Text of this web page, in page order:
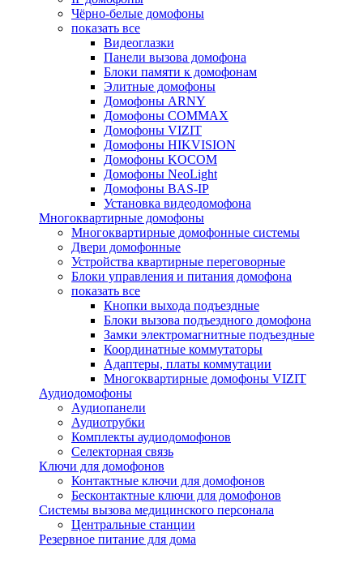
Чёрно-белые домофоны
показать все
Видеоглазки
Панели вызова домофона
Блоки памяти к домофонам
Элитные домофоны
Домофоны ARNY
Домофоны COMMAX
Домофоны VIZIT
Домофоны HIKVISION
Домофоны KOCOM
Домофоны NeoLight
Домофоны BAS-IP
Установка видеодомофона
Многоквартирные домофоны
Многоквартирные домофонные системы
Двери домофонные
Устройства квартирные переговорные
Блоки управления и питания домофона
показать все
Кнопки выхода подъездные
Блоки вызова подъездного домофона
Замки электромагнитные подъездные
Координатные коммутаторы
Адаптеры, платы коммутации
Многоквартирные домофоны VIZIT
Аудиодомофоны
Аудиопанели
Аудиотрубки
Комплекты аудиодомофонов
Селекторная связь
Ключи для домофонов
Контактные ключи для домофонов
Бесконтактные ключи для домофонов
Системы вызова медицинского персонала
Центральные станции
Резервное питание для дома